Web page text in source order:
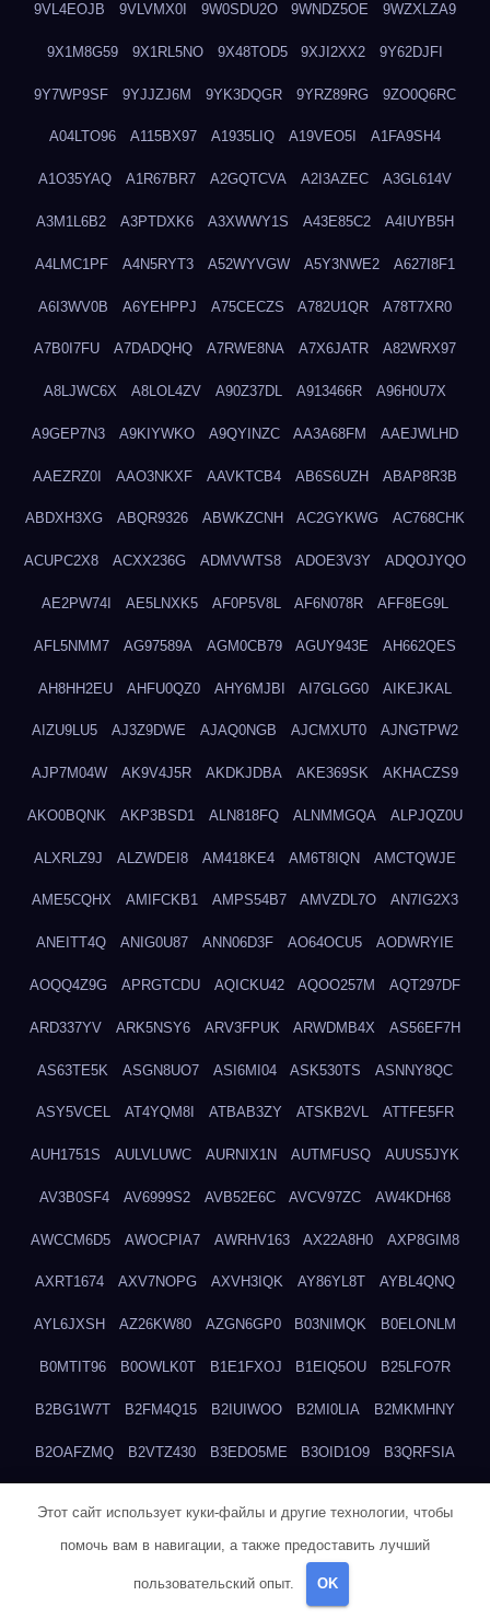
9VL4EOJB 9VLVMX0I 9W0SDU2O 9WNDZ5OE 9WZXLZA9
9X1M8G59 9X1RL5NO 9X48TOD5 9XJI2XX2 9Y62DJFI
9Y7WP9SF 9YJJZJ6M 9YK3DQGR 9YRZ89RG 9ZO0Q6RC
A04LTO96 A115BX97 A1935LIQ A19VEO5I A1FA9SH4
A1O35YAQ A1R67BR7 A2GQTCVA A2I3AZEC A3GL614V
A3M1L6B2 A3PTDXK6 A3XWWY1S A43E85C2 A4IUYB5H
A4LMC1PF A4N5RYT3 A52WYVGW A5Y3NWE2 A627I8F1
A6I3WV0B A6YEHPPJ A75CECZS A782U1QR A78T7XR0
A7B0I7FU A7DADQHQ A7RWE8NA A7X6JATR A82WRX97
A8LJWC6X A8LOL4ZV A90Z37DL A913466R A96H0U7X
A9GEP7N3 A9KIYWKO A9QYINZC AA3A68FM AAEJWLHD
AAEZRZ0I AAO3NKXF AAVKTCB4 AB6S6UZH ABAP8R3B
ABDXH3XG ABQR9326 ABWKZCNH AC2GYKWG AC768CHK
ACUPC2X8 ACXX236G ADMVWTS8 ADOE3V3Y ADQOJYQO
AE2PW74I AE5LNXK5 AF0P5V8L AF6N078R AFF8EG9L
AFL5NMM7 AG97589A AGM0CB79 AGUY943E AH662QES
AH8HH2EU AHFU0QZ0 AHY6MJBI AI7GLGG0 AIKEJKAL
AIZU9LU5 AJ3Z9DWE AJAQ0NGB AJCMXUT0 AJNGTPW2
AJP7M04W AK9V4J5R AKDKJDBA AKE369SK AKHACZS9
AKO0BQNK AKP3BSD1 ALN818FQ ALNMMGQA ALPJQZ0U
ALXRLZ9J ALZWDEI8 AM418KE4 AM6T8IQN AMCTQWJE
AME5CQHX AMIFCKB1 AMPS54B7 AMVZDL7O AN7IG2X3
ANEITT4Q ANIG0U87 ANN06D3F AO64OCU5 AODWRYIE
AOQQ4Z9G APRGTCDU AQICKU42 AQOO257M AQT297DF
ARD337YV ARK5NSY6 ARV3FPUK ARWDMB4X AS56EF7H
AS63TE5K ASGN8UO7 ASI6MI04 ASK530TS ASNNY8QC
ASY5VCEL AT4YQM8I ATBAB3ZY ATSKB2VL ATTFE5FR
AUH1751S AULVLUWC AURNIX1N AUTMFUSQ AUUS5JYK
AV3B0SF4 AV6999S2 AVB52E6C AVCV97ZC AW4KDH68
AWCCM6D5 AWOCPIA7 AWRHV163 AX22A8H0 AXP8GIM8
AXRT1674 AXV7NOPG AXVH3IQK AY86YL8T AYBL4QNQ
AYL6JXSH AZ26KW80 AZGN6GP0 B03NIMQK B0ELONLM
B0MTIT96 B0OWLK0T B1E1FXOJ B1EIQ5OU B25LFO7R
B2BG1W7T B2FM4Q15 B2IUIWOO B2MI0LIA B2MKMHNY
B2OAFZMQ B2VTZ430 B3EDO5ME B3OID1O9 B3QRFSIA
B83LODZ5
B87UJWGN B8FJD3QY B91DTZMF
Этот сайт использует куки-файлы и другие технологии, чтобы
помочь вам в навигации, а также предоставить лучший
пользовательский опыт. OK